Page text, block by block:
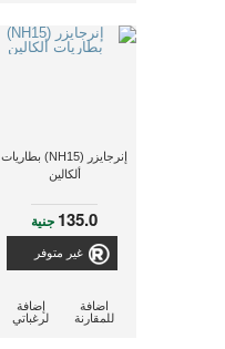
إنرجايزر (NH15) بطاريات
ألكالين
135.0 جنية
غير متوفر
إضافة
لرغباتي
اضافة
للمقارنة